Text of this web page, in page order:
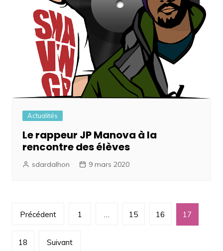
Actualités
Le rappeur JP Manova à la
rencontre des élèves
sdardalhon 9 mars 2020
Navigation
articles
Précédent 1 … 15 16 17
18 Suivant